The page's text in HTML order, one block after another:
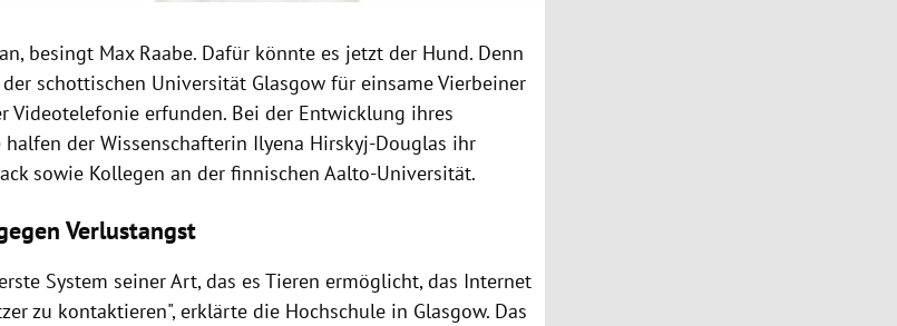
besingt Max Raabe. Dafür könnte es jetzt der Hund. Denn
schottischen Universität Glasgow für einsame Vierbeiner
Videotelefonie erfunden. Bei der Entwicklung ihres
der Wissenschafterin Ilyena Hirskyj-Douglas ihr
sowie Kollegen an der finnischen Aalto-Universität.
Verlustangst
System seiner Art, das es Tieren ermöglicht, das Internet
zu kontaktieren", erklärte die Hochschule in Glasgow. Das